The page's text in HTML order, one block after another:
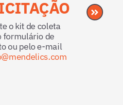
o kit de coleta
formulário de
ou pelo e-mail